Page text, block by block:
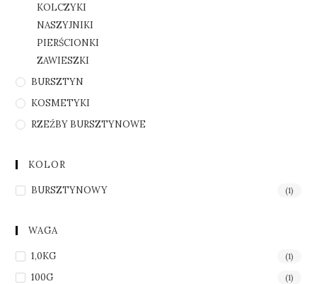
KOLCZYKI
NASZYJNIKI
PIERŚCIONKI
ZAWIESZKI
BURSZTYN
KOSMETYKI
RZEŹBY BURSZTYNOWE
KOLOR
BURSZTYNOWY (1)
WAGA
1,0KG (1)
100G (1)